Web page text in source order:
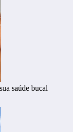
saúde bucal